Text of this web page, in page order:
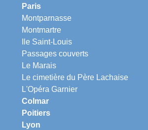
Paris
Montparnasse
Montmartre
Ile Saint-Louis
Passages couverts
Le Marais
Le cimetière du Père Lachaise
L'Opéra Garnier
Colmar
Poitiers
Lyon